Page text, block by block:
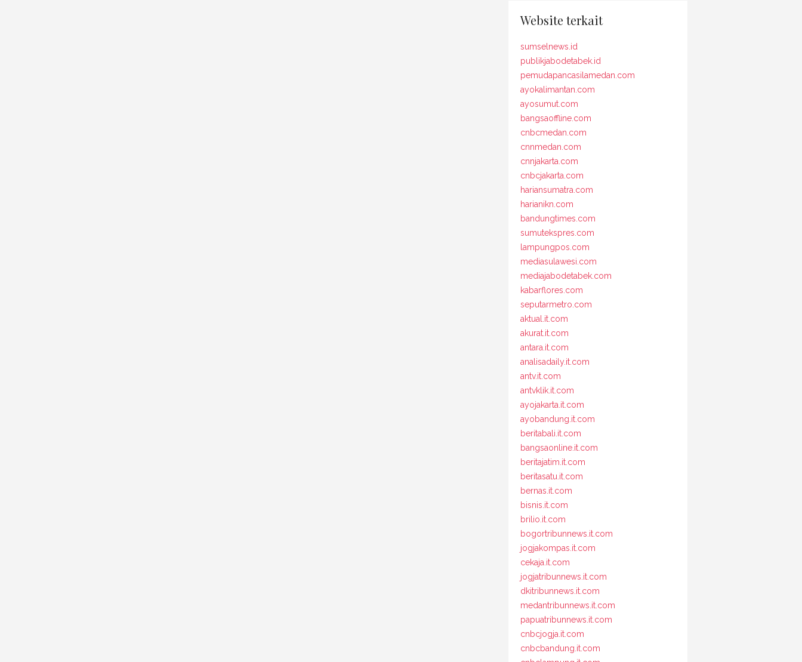
Website terkait
sumselnews.id
publikjabodetabek.id
pemudapancasilamedan.com
ayokalimantan.com
ayosumut.com
bangsaoffline.com
cnbcmedan.com
cnnmedan.com
cnnjakarta.com
cnbcjakarta.com
hariansumatra.com
harianikn.com
bandungtimes.com
sumutekspres.com
lampungpos.com
mediasulawesi.com
mediajabodetabek.com
kabarflores.com
seputarmetro.com
aktual.it.com
akurat.it.com
antara.it.com
analisadaily.it.com
antv.it.com
antvklik.it.com
ayojakarta.it.com
ayobandung.it.com
beritabali.it.com
bangsaonline.it.com
beritajatim.it.com
beritasatu.it.com
bernas.it.com
bisnis.it.com
brilio.it.com
bogortribunnews.it.com
jogjakompas.it.com
cekaja.it.com
jogjatribunnews.it.com
dkitribunnews.it.com
medantribunnews.it.com
papuatribunnews.it.com
cnbcjogja.it.com
cnbcbandung.it.com